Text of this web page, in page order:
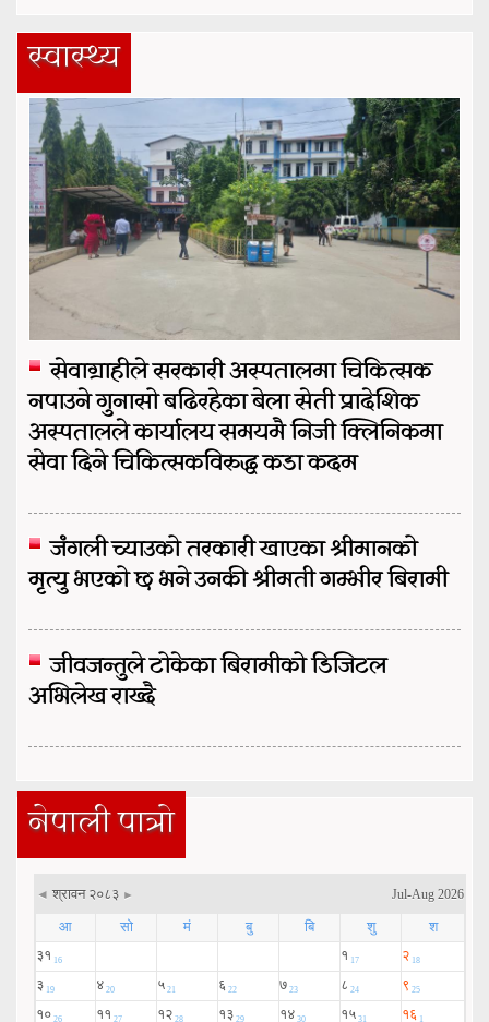
स्वास्थ्य
सेवाग्राहीले सरकारी अस्पतालमा चिकित्सक
नपाउने गुनासो बढिरहेका बेला सेती प्रादेशिक
अस्पतालले कार्यालय समयमै निजी क्लिनिकमा
सेवा दिने चिकित्सकविरुद्ध कडा कदम
जंगली च्याउको तरकारी खाएका श्रीमानको
मृत्यु भएको छ भने उनकी श्रीमती गम्भीर बिरामी
जीवजन्तुले टोकेका बिरामीको डिजिटल
अभिलेख राख्दै
नेपाली पात्रो